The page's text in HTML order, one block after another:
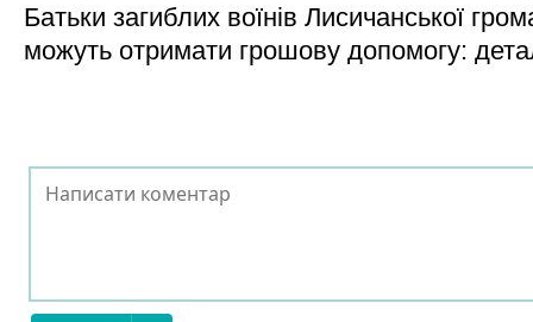
Батьки загиблих воїнів Лисичанської
можуть отримати грошову допомогу: